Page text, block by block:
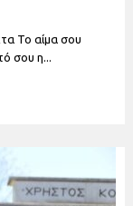
Το αίμα σου
σου η...